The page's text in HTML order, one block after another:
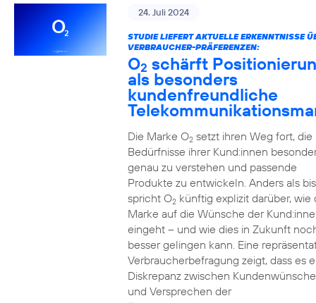
24. Juli 2024
STUDIE LIEFERT AKTUELLE ERKENNTNISSE
VERBRAUCHER-PRÄFERENZEN:
O2 schärft
als besonders
kundenfreundliche
Die Marke O2setzt ihren Weg fort, die
Bedürfnisse ihrer Kund:innen
genau zu verstehen und passende
Produkte zu entwickeln. Anders als
spricht O2künftig explizit darüber, wie
Marke auf die Wünsche der
eingeht – und wie dies in Zukunft
besser gelingen kann. Eine
Verbraucherbefragung zeigt, dass es
Diskrepanz zwischen
und Versprechen der